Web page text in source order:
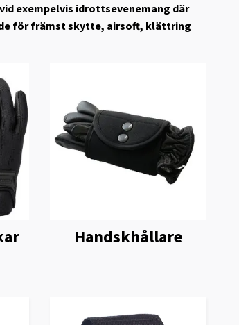
exempelvis idrottsevenemang där
för främst skytte, airsoft, klättring
Handskhållare